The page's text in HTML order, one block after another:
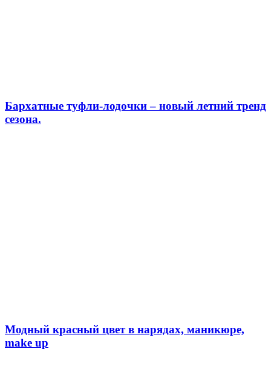
Бархатные туфли-лодочки – новый летний тренд
сезона.
Модный красный цвет в нарядах, маникюре,
make up